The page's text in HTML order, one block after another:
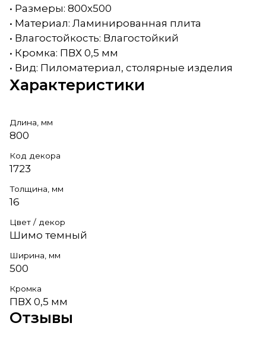
• Размеры: 800х500
• Материал: Ламинированная плита
• Влагостойкость: Влагостойкий
• Кромка: ПВХ 0,5 мм
• Вид: Пиломатериал, столярные изделия
Характеристики
Длина, мм
800
Код декора
1723
Толщина, мм
16
Цвет / декор
Шимо темный
Ширина, мм
500
Кромка
ПВХ 0,5 мм
Отзывы